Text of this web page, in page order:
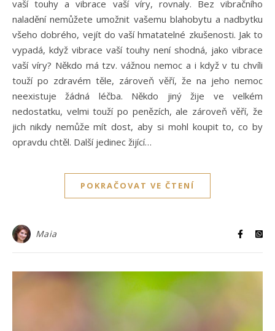
vaší touhy a vibrace vaší víry, rovnaly. Bez vibračního
naladění nemůžete umožnit vašemu blahobytu a nadbytku
všeho dobrého, vejít do vaší hmatatelné zkušenosti. Jak to
vypadá, když vibrace vaší touhy není shodná, jako vibrace
vaší víry? Někdo má tzv. vážnou nemoc a i když v tu chvíli
touží po zdravém těle, zároveň věří, že na jeho nemoc
neexistuje žádná léčba. Někdo jiný žije ve velkém
nedostatku, velmi touží po penězích, ale zároveň věří, že
jich nikdy nemůže mít dost, aby si mohl koupit to, co by
opravdu chtěl. Další jedinec žijící…
POKRAČOVAT VE ČTENÍ
Maia